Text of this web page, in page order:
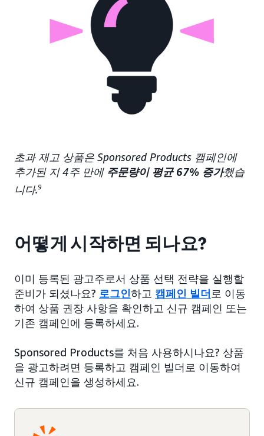
초과 재고 상품은 Sponsored Products 캠페인에
추가된 지 4주 만에 주문량이 평균 67% 증가했습
니다.9
어떻게 시작하면 되나요?
이미 등록된 광고주로서 상품 선택 전략을 실행할
준비가 되셨나요? 로그인하고 캠페인 빌더 로 이동
하여 상품 권장 사항을 확인하고 신규 캠페인 또는
기존 캠페인에 등록하세요.
Sponsored Products를 처음 사용하시나요? 상품
을 광고하려면 등록하고 캠페인 빌더로 이동하여
신규 캠페인을 생성하세요.